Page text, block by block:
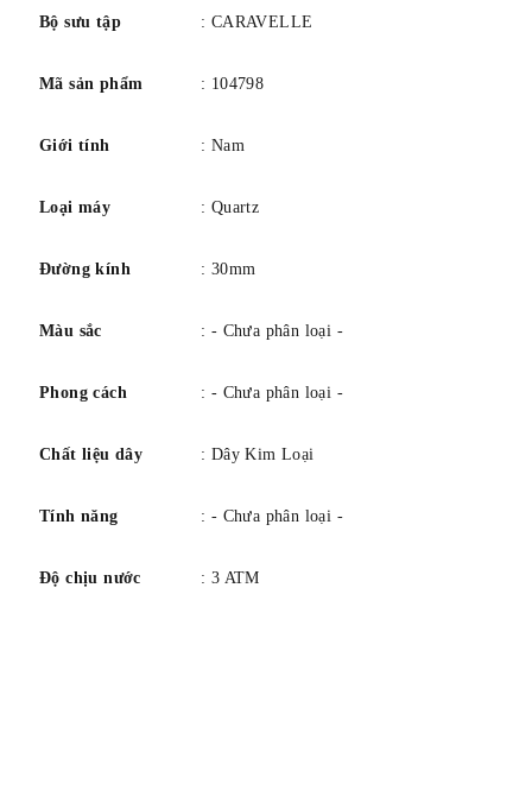
dạ quang, kim giây, chốt gập hai lần và khả năng chống
Bộ sưu tập : CARAVELLE
Mã sản phẩm : 104798
Giới tính : Nam
Loại máy : Quartz
Đường kính : 30mm
Màu sắc : - Chưa phân loại -
Phong cách : - Chưa phân loại -
Chất liệu dây : Dây Kim Loại
Tính năng : - Chưa phân loại -
Độ chịu nước : 3 ATM